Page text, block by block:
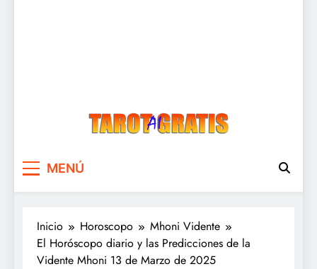
MENÚ
Inicio Horoscopo
Mhoni Vidente
El Horóscopo diario y las Predicciones de la
Vidente Mhoni 13 de Marzo de 2025